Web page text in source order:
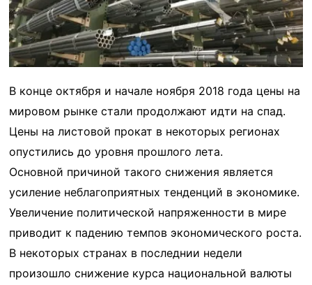
В конце октября и начале ноября 2018 года цены на
мировом рынке стали продолжают идти на спад.
Цены на листовой прокат в некоторых регионах
опустились до уровня прошлого лета.
Основной причиной такого снижения является
усиление неблагоприятных тенденций в экономике.
Увеличение политической напряженности в мире
приводит к падению темпов экономического роста.
В некоторых странах в последнии недели
произошло снижение курса национальной валюты